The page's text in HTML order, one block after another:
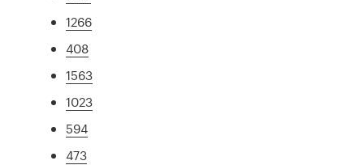
1266
408
1563
1023
594
473